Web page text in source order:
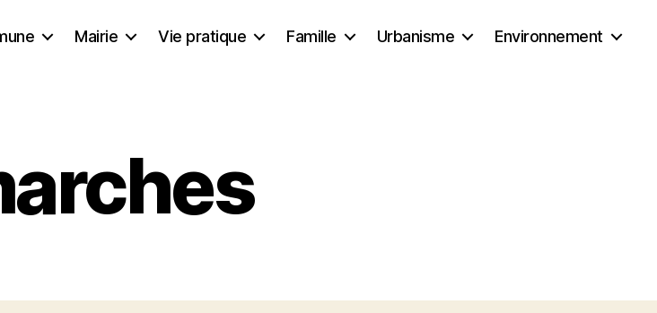
Mairie Vie pratique Famille Urbanisme Environnement